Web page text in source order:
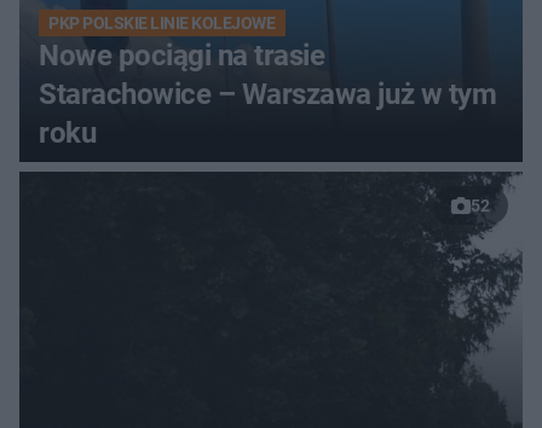
PKP POLSKIE LINIE KOLEJOWE
Nowe pociągi na trasie
Starachowice – Warszawa już w tym
roku
52